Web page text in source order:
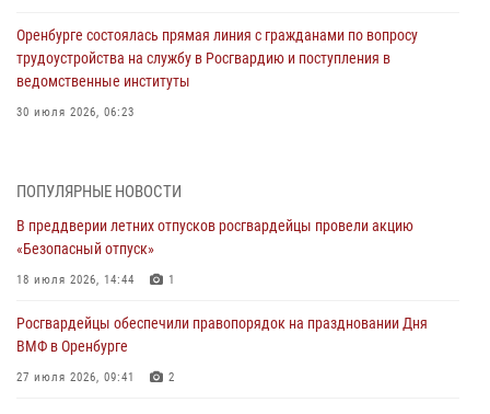
Оренбурге состоялась прямая линия с гражданами по вопросу
трудоустройства на службу в Росгвардию и поступления в
ведомственные институты
30 июля 2026, 06:23
28 июля 2026, 09:58 1
Росгвардейцы обеспечили правопорядок на праздновании Дня
ВМФ в Оренбурге
27 июля 2026, 09:41 2
Росгвардейцы предотвратили трагедию: спасен мужчина в тяжелой
жизненной ситуации (ВИДЕО)
26 июля 2026, 10:09 1
ПОПУЛЯРНЫЕ НОВОСТИ
В преддверии летних отпусков росгвардейцы провели акцию
«Безопасный отпуск»
18 июля 2026, 14:44 1
Росгвардейцы обеспечили правопорядок на праздновании Дня
ВМФ в Оренбурге
27 июля 2026, 09:41 2